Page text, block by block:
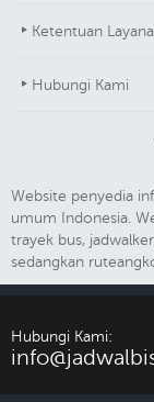
Ketentuan
Hubungi Kami
Website penyedia
umum Indonesia.
trayek bus,
sedangkan
Hubungi Kami: